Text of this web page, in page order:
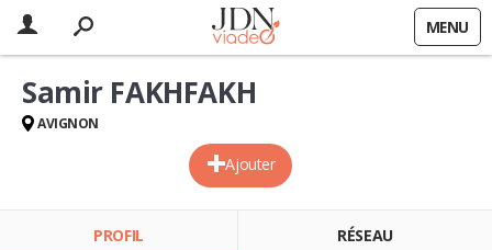
MENU
Ajouter
Samir FAKHFAKH
AVIGNON
PROFIL RÉSEAU